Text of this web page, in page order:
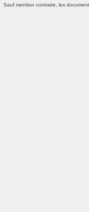
Sauf mention contraire, les